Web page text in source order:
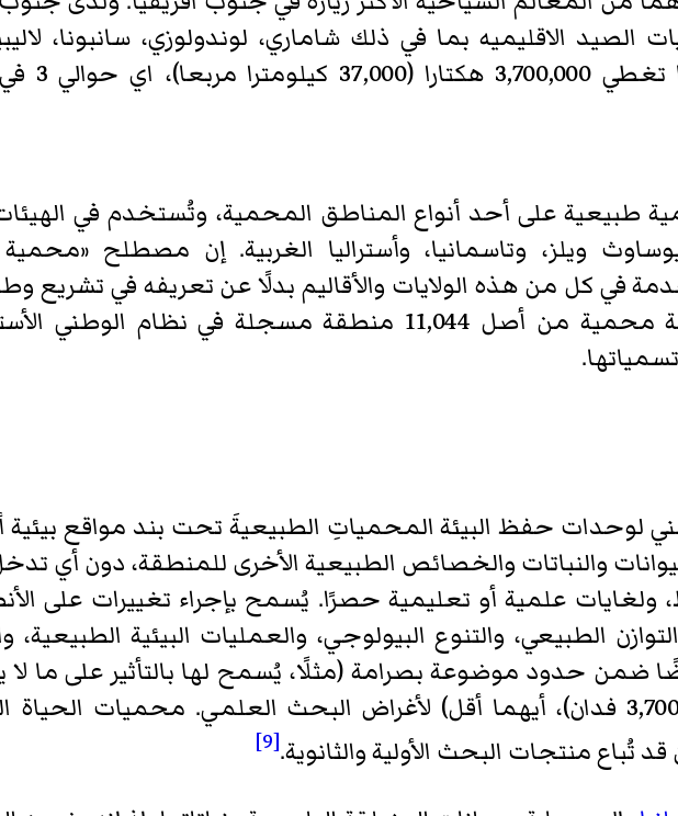
الصيد الاقليميه بما في ذلك شاماري، لوندولوزي، سانبونا،
افريقيا
طبيعية على أحد أنواع المناطق المحمية، وتُستخدم في
ويلز، وتاسمانيا، وأستراليا الغربية. إن مصطلح
في كل من هذه الولايات والأقاليم بدلًا عن تعريفه في تشريع
2016، استخدمت 1,767 منطقة محمية من أصل 11,044 منطقة مسجلة في
لوحدات حفظ البيئة المحمياتِ الطبيعيةَ تحت بند مواقع
والنباتات والخصائص الطبيعية الأخرى للمنطقة، دون أي
ولغايات علمية أو تعليمية حصرًا. يُسمح بإجراء تغييرات على
الطبيعي، والتنوع البيولوجي، والعمليات البيئية
أيضًا ضمن حدود موضوعة بصرامة (مثلًا، يُسمح لها بالتأثير على ما لا
من المنطقة أو 1,500 هكتار (3,700 فدان)، أيهما أقل) لأغراض البحث العلمي.
تُباع منتجات البحث الأولية والثانوية.[9]